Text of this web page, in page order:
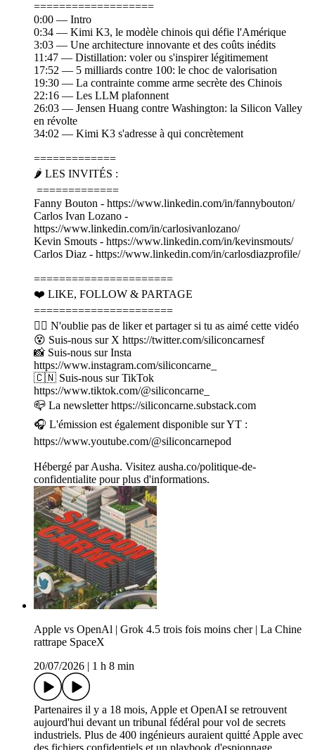
===================
0:00 — Intro
0:34 — Kimi K3, le modèle chinois qui défie l'Amérique
3:03 — Une architecture innovante et des coûts inédits
11:47 — Distillation: voler ou s'inspirer légitimement
17:52 — 5 milliards contre 100: le choc de valorisation
19:30 — La contrainte comme arme secrète des Chinois
22:16 — Les LLM plafonnent
26:03 — Jensen Huang contre Washington: la Silicon Valley
en révolte
34:02 — Kimi K3 s'adresse à qui concrètement
=============
🌶️ LES INVITÉS :
=============
Fanny Bouton - https://www.linkedin.com/in/fannybouton/
Carlos Ivan Lozano -
https://www.linkedin.com/in/carlosivanlozano/
Kevin Smouts - https://www.linkedin.com/in/kevinsmouts/
Carlos Diaz - https://www.linkedin.com/in/carlosdiazprofile/
======================
❤️ LIKE, FOLLOW & PARTAGE
======================
👍🏽 N'oublie pas de liker et partager si tu as aimé cette vidéo
😵 Suis-nous sur X https://twitter.com/siliconcarnesf
📸 Suis-nous sur Insta
https://www.instagram.com/siliconcarne_
🇨🇳 Suis-nous sur TikTok
https://www.tiktok.com/@siliconcarne_
📪 La newsletter https://siliconcarne.substack.com
🎧 L'émission est également disponible sur YT :
https://www.youtube.com/@siliconcarnepod
Hébergé par Ausha. Visitez ausha.co/politique-de-
confidentialite pour plus d'informations.
Apple vs OpenAl | Grok 4.5 trois fois moins cher | La Chine
rattrape SpaceX
20/07/2026
1 h 8 min
Partenaires il y a 18 mois, Apple et OpenAI se retrouvent
aujourd'hui devant un tribunal fédéral pour vol de secrets
industriels. Plus de 400 ingénieurs auraient quitté Apple avec